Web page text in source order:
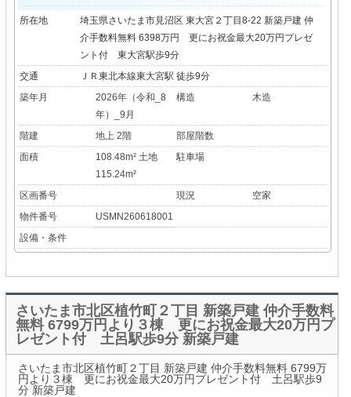
所在地
埼玉県さいたま市見沼区 東大宮２丁目8-22 新築戸建 仲
介手数料無料 6398万円 更にお祝金最大20万円プレゼ
ント付 東大宮駅歩9分
交通
ＪＲ東北本線東大宮駅 徒歩9分
築年月
2026年（令和_8
年）_9月
構造 木造
階建 地上 2階
部屋階数
面積
108.48m² 土地
115.24m²
駐車場
区画番号 現況
空家
物件番号
USMN260618001
設備・条件
さいたま市北区植竹町２丁目 新築戸建 仲介手数料
無料 6799万円より３棟 更にお祝金最大20万円プ
レゼント付 土呂駅歩9分 新築戸建
さいたま市北区植竹町２丁目 新築戸建 仲介手数料無料 6799万
円より３棟 更にお祝金最大20万円プレゼント付 土呂駅歩9
分 新築戸建